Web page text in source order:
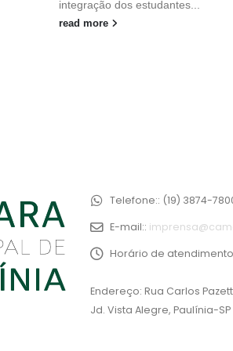
integração dos estudantes...
read more
Telefone:: (19) 3874-
E-mail::
Horário de
Endereço: Rua Carlos
Jd. Vista Alegre, Paulínia-SP